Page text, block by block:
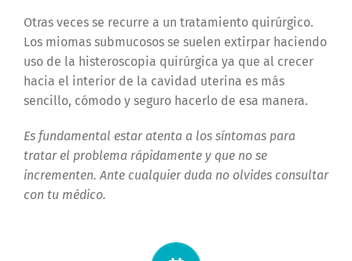
Otras veces se recurre a un tratamiento quirúrgico.
Los miomas submucosos se suelen extirpar haciendo
uso de la histeroscopia quirúrgica ya que al crecer
hacia el interior de la cavidad uterina es más
sencillo, cómodo y seguro hacerlo de esa manera.
Es fundamental estar atenta a los síntomas para
tratar el problema rápidamente y que no se
incrementen. Ante cualquier duda no olvides consultar
con tu médico.